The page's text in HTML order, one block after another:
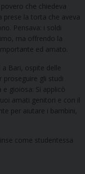
che chiedeva
prese la torta che aveva
Pensava: i soldi
ma offrendo la
ed amato.
a Bari, ospite delle
proseguire gli studi
gioiosa: Si applicò
amati genitori e con il
per aiutare i bambini,
come studentessa